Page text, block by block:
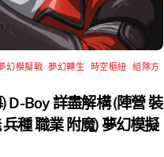
幻模擬戰 ,夢幻轉生 時空樞紐 ,組隊方
D-Boy 詳盡解構 (陣營 裝
兵種 職業 附魔) 夢幻模擬